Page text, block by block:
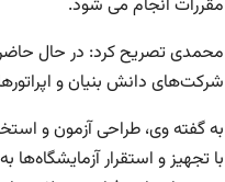
مقررات انجام می شود.
محمدی تصریح کرد: در حال حاضر
شرکت‌های دانش بنیان و
به گفته وی، طراحی آزمون و
با تجهیز و استقرار